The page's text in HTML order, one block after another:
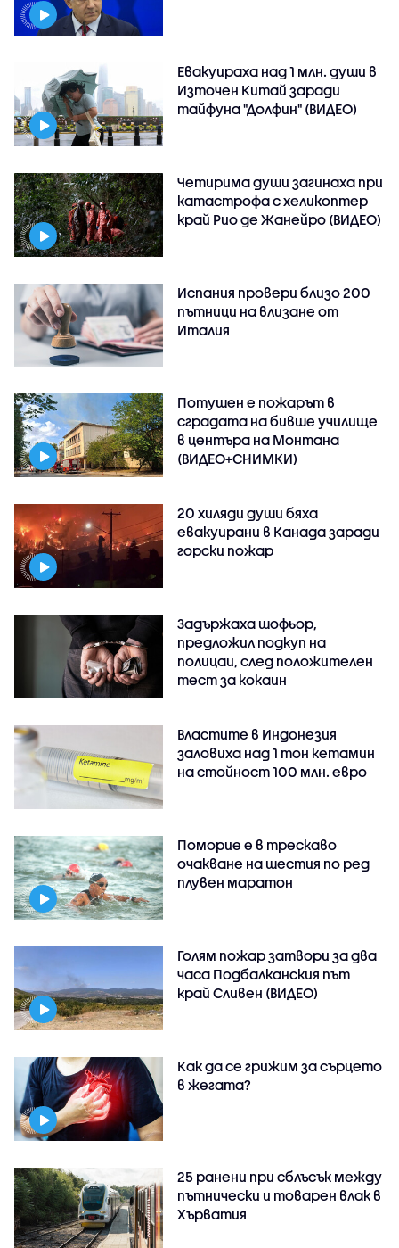
Евакуираха над 1 млн. души в
Източен Китай заради
тайфуна "Долфин" (ВИДЕО)
Четирима души загинаха при
катастрофа с хеликоптер
край Рио де Жанейро (ВИДЕО)
Испания провери близо 200
пътници на влизане от
Италия
Потушен е пожарът в
сградата на бивше училище
в центъра на Монтана
(ВИДЕО+СНИМКИ)
20 хиляди души бяха
евакуирани в Канада заради
горски пожар
Задържаха шофьор,
предложил подкуп на
полицаи, след положителен
тест за кокаин
Властите в Индонезия
заловиха над 1 тон кетамин
на стойност 100 млн. евро
Поморие е в трескаво
очакване на шестия по ред
плувен маратон
Голям пожар затвори за два
часа Подбалканския път
край Сливен (ВИДЕО)
Как да се грижим за сърцето
в жегата?
25 ранени при сблъсък между
пътнически и товарен влак в
Хърватия